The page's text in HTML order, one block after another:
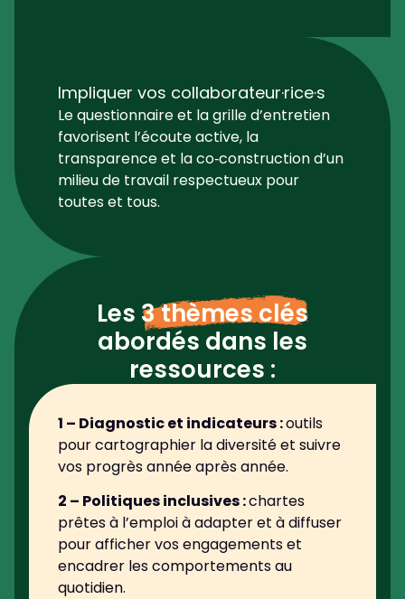
Impliquer vos collaborateur·rice·s
Le questionnaire et la grille d’entretien
favorisent l’écoute active, la
transparence et la co‑construction d’un
milieu de travail respectueux pour
toutes et tous.
Les 3 thèmes clés
abordés dans les
ressources :
1 – Diagnostic et indicateurs:outils
pour cartographier la diversité et suivre
vos progrès année après année.
2 – Politiques inclusives:chartes
prêtes à l’emploi à adapter et à diffuser
pour afficher vos engagements et
encadrer les comportements au
quotidien.